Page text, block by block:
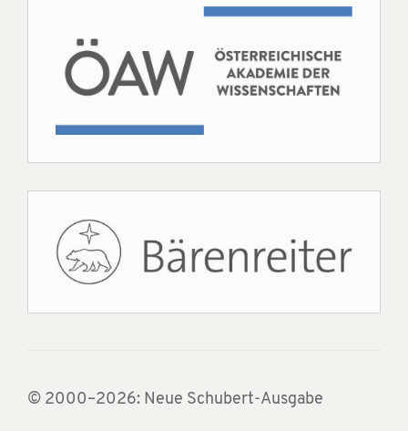
© 2000–2026: Neue Schubert-Ausgabe